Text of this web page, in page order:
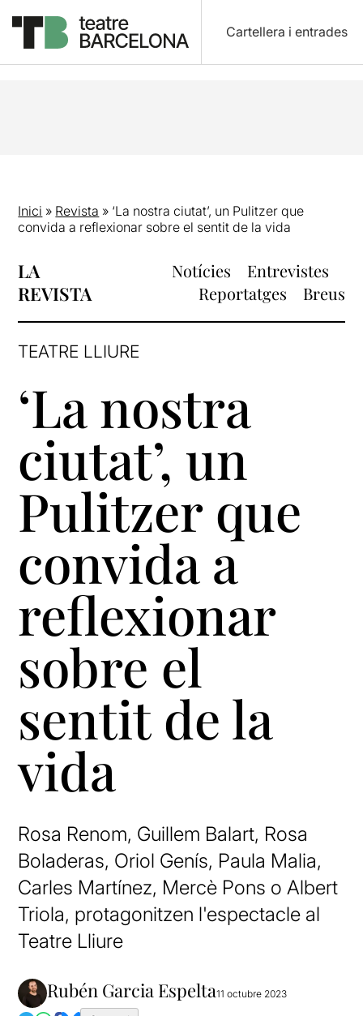
Cartellera i entrades
Inici » Revista » ‘La nostra ciutat’, un Pulitzer que
convida a reflexionar sobre el sentit de la vida
LA
REVISTA
Notícies
Entrevistes
Reportatges
Breus
TEATRE LLIURE
‘La nostra
ciutat’, un
Pulitzer que
convida a
reflexionar
sobre el
sentit de la
vida
Rosa Renom, Guillem Balart, Rosa
Boladeras, Oriol Genís, Paula Malia,
Carles Martínez, Mercè Pons o Albert
Triola, protagonitzen l'espectacle al
Teatre Lliure
Rubén Garcia Espelta11 octubre 2023